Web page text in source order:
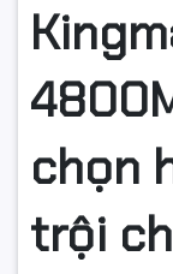
chọn
trội